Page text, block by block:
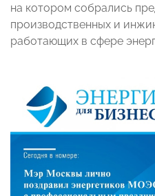
на котором собрались
производственных и
работающих в сфере